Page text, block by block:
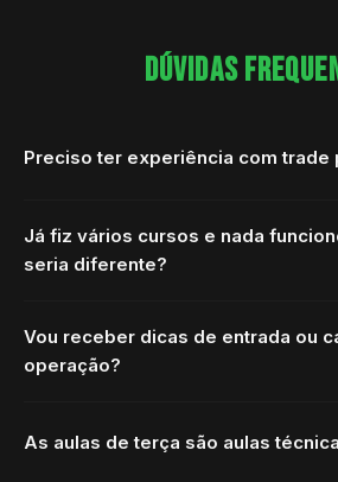
DÚVIDAS
Preciso ter experiência com trade
Já fiz vários cursos e nada
seria diferente?
Vou receber dicas de entrada ou
operação?
As aulas de terça são aulas